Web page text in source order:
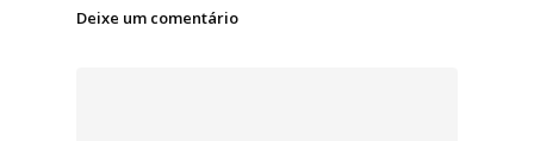
Deixe um comentário